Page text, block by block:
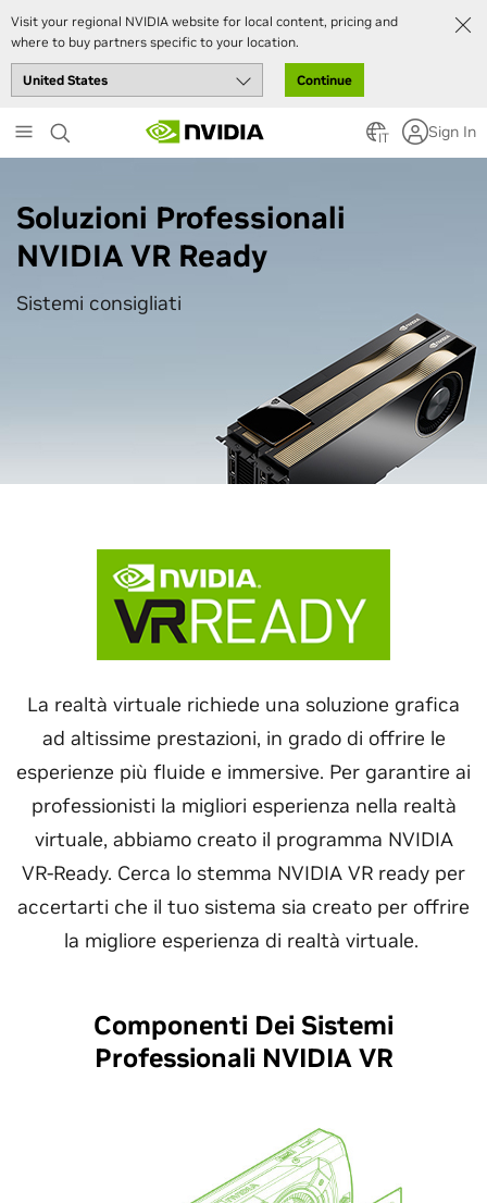
Visit your regional NVIDIA website for local content, pricing and
where to buy partners specific to your location.
Continue
to
main
IT Sign In
Soluzioni Professionali
NVIDIA VR Ready
Sistemi consigliati
La realtà virtuale richiede una soluzione grafica
ad altissime prestazioni, in grado di offrire le
esperienze più fluide e immersive. Per garantire ai
professionisti la migliori esperienza nella realtà
virtuale, abbiamo creato il programma NVIDIA
VR-Ready. Cerca lo stemma NVIDIA VR ready per
accertarti che il tuo sistema sia creato per offrire
la migliore esperienza di realtà virtuale.
Componenti Dei Sistemi
Professionali NVIDIA VR